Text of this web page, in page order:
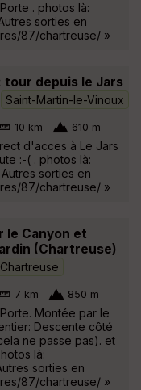
. photos là:
sorties en
87/chartreuse/ »
tour depuis le Jars
Saint-Martin-le-Vinoux
10 km 610 m
d'acces à Le Jars
:-( . photos là:
sorties en
87/chartreuse/ »
le Canyon et
(Chartreuse)
7 km 850 m
Montée par le
Descente côté
ne passe pas). et
là:
sorties en
87/chartreuse/ »